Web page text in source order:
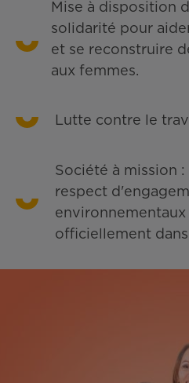
Mise à disposition
solidarité pour
et se reconstruire
aux femmes.
Lutte contre le
Société à mission
respect
officiellement